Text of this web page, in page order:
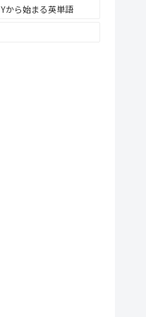
Yから始まる英単語